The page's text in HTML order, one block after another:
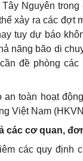
Nguyên
xảy ra các đợt
tuy dự báo
năng bão di
đề phòng
an toàn hoạt
Việt Nam
các cơ quan,
các quy định